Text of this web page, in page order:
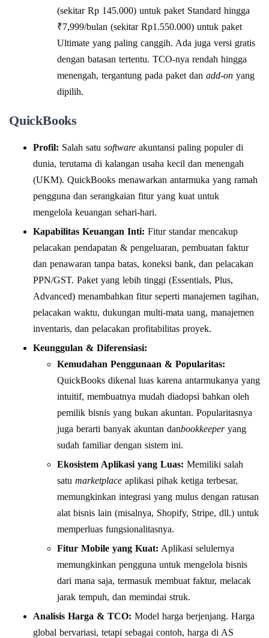
(sekitar Rp 145.000) untuk paket Standard hingga
₹7,999/bulan (sekitar Rp1.550.000) untuk paket
Ultimate yang paling canggih. Ada juga versi gratis
dengan batasan tertentu. TCO-nya rendah hingga
menengah, tergantung pada paket dan add-on yang
dipilih.
QuickBooks
Profil: Salah satu software akuntansi paling populer di
dunia, terutama di kalangan usaha kecil dan menengah
(UKM). QuickBooks menawarkan antarmuka yang ramah
pengguna dan serangkaian fitur yang kuat untuk
mengelola keuangan sehari-hari.
Kapabilitas Keuangan Inti: Fitur standar mencakup
pelacakan pendapatan & pengeluaran, pembuatan faktur
dan penawaran tanpa batas, koneksi bank, dan pelacakan
PPN/GST. Paket yang lebih tinggi (Essentials, Plus,
Advanced) menambahkan fitur seperti manajemen tagihan,
pelacakan waktu, dukungan multi-mata uang, manajemen
inventaris, dan pelacakan profitabilitas proyek.
Keunggulan & Diferensiasi:
Kemudahan Penggunaan & Popularitas:
QuickBooks dikenal luas karena antarmukanya yang
intuitif, membuatnya mudah diadopsi bahkan oleh
pemilik bisnis yang bukan akuntan. Popularitasnya
juga berarti banyak akuntan danbookkeeperyang
sudah familiar dengan sistem ini.
Ekosistem Aplikasi yang Luas: Memiliki salah
satu marketplace aplikasi pihak ketiga terbesar,
memungkinkan integrasi yang mulus dengan ratusan
alat bisnis lain (misalnya, Shopify, Stripe, dll.) untuk
memperluas fungsionalitasnya.
Fitur Mobile yang Kuat: Aplikasi selulernya
memungkinkan pengguna untuk mengelola bisnis
dari mana saja, termasuk membuat faktur, melacak
jarak tempuh, dan memindai struk.
Analisis Harga & TCO: Model harga berjenjang. Harga
global bervariasi, tetapi sebagai contoh, harga di AS